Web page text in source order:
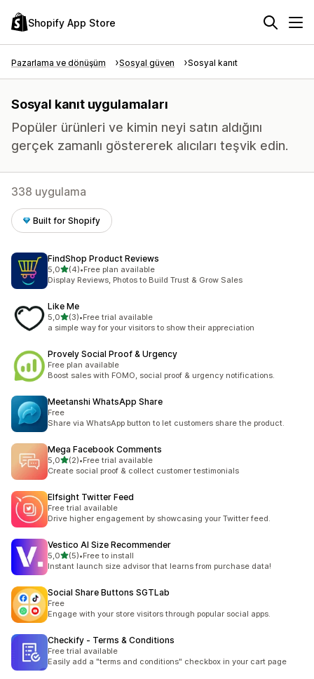
Shopify App Store
Pazarlama ve dönüşüm Sosyal güven Sosyal kanıt
Sosyal kanıt uygulamaları
Popüler ürünleri ve kimin neyi satın aldığını
gerçek zamanlı göstererek alıcıları teşvik edin.
338 uygulama
Built for Shopify
FindShop Product Reviews
5,05 yıldız üzerinden
(4)
toplam 4 değerlendirme
•Free plan available
Display Reviews, Photos to Build Trust & Grow Sales
Like Me
5,05 yıldız üzerinden
(3)
toplam 3 değerlendirme
•Free trial available
a simple way for your visitors to show their appreciation
Provely Social Proof & Urgency
Free plan available
Boost sales with FOMO, social proof & urgency notifications.
Meetanshi WhatsApp Share
Free
Share via WhatsApp button to let customers share the product.
Mega Facebook Comments
5,05 yıldız üzerinden
(2)
toplam 2 değerlendirme
•Free trial available
Create social proof & collect customer testimonials
Elfsight Twitter Feed
Free trial available
Drive higher engagement by showcasing your Twitter feed.
Vestico AI Size Recommender
5,05 yıldız üzerinden
(5)
toplam 5 değerlendirme
•Free to install
Instant launch size advisor that learns from purchase data!
Social Share Buttons SGTLab
Free
Engage with your store visitors through popular social apps.
Checkify ‑ Terms & Conditions
Free trial available
Easily add a "terms and conditions" checkbox in your cart page